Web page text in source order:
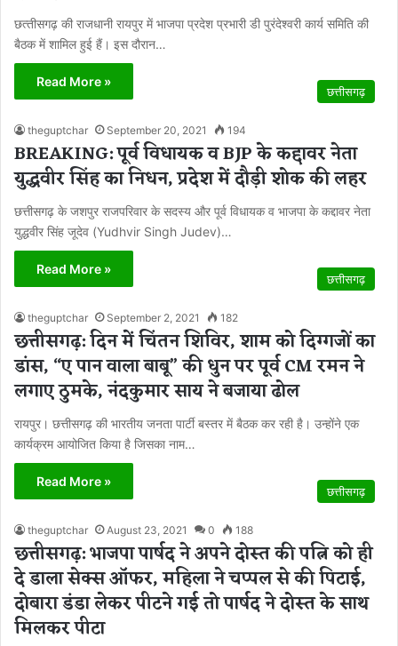
छत्‍तीसगढ़ की राजधानी रायपुर में भाजपा प्रदेश प्रभारी डी पुरंदेश्वरी कार्य समिति की
बैठक में शामिल हुई हैं। इस दौरान…
Read More »
छत्तीसगढ़
theguptchar September 20, 2021 194
BREAKING: पूर्व विधायक व BJP के कद्दावर नेता
युद्धवीर सिंह का निधन, प्रदेश में दौड़ी शोक की लहर
छत्तीसगढ़ के जशपुर राजपरिवार के सदस्य और पूर्व विधायक व भाजपा के कद्दावर नेता
युद्धवीर सिंह जूदेव (Yudhvir Singh Judev)…
Read More »
छत्तीसगढ़
theguptchar September 2, 2021 182
छत्तीसगढ़: दिन में चिंतन शिविर, शाम को दिग्गजों का
डांस, “ए पान वाला बाबू” की धुन पर पूर्व CM रमन ने
लगाए ठुमके, नंदकुमार साय ने बजाया ढोल
रायपुर। छत्तीसगढ़ की भारतीय जनता पार्टी बस्तर में बैठक कर रही है। उन्होंने एक
कार्यक्रम आयोजित किया है जिसका नाम…
Read More »
छत्तीसगढ़
theguptchar August 23, 2021 0 188
छत्तीसगढ़: भाजपा पार्षद ने अपने दोस्त की पत्नि को ही
दे डाला सेक्स ऑफर, महिला ने चप्पल से की पिटाई,
दोबारा डंडा लेकर पीटने गई तो पार्षद ने दोस्त के साथ
मिलकर पीटा